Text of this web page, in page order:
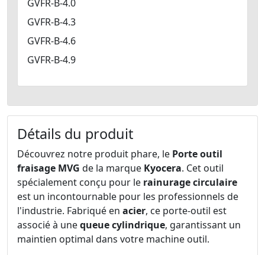
GVFR-B-4.0
GVFR-B-4.3
GVFR-B-4.6
GVFR-B-4.9
Détails du produit
Découvrez notre produit phare, le Porte outil
fraisage MVG de la marque Kyocera. Cet outil
spécialement conçu pour le rainurage circulaire
est un incontournable pour les professionnels de
l'industrie. Fabriqué en acier, ce porte-outil est
associé à unequeue cylindrique, garantissant un
maintien optimal dans votre machine outil.